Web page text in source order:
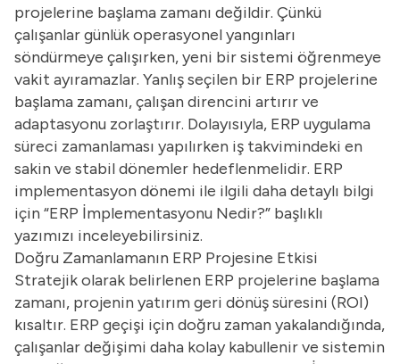
projelerine başlama zamanı değildir. Çünkü
çalışanlar günlük operasyonel yangınları
söndürmeye çalışırken, yeni bir sistemi öğrenmeye
vakit ayıramazlar. Yanlış seçilen bir ERP projelerine
başlama zamanı, çalışan direncini artırır ve
adaptasyonu zorlaştırır. Dolayısıyla, ERP uygulama
süreci zamanlaması yapılırken iş takvimindeki en
sakin ve stabil dönemler hedeflenmelidir. ERP
implementasyon dönemi ile ilgili daha detaylı bilgi
için “ERP İmplementasyonu Nedir?” başlıklı
yazımızı inceleyebilirsiniz.
Doğru Zamanlamanın ERP Projesine Etkisi
Stratejik olarak belirlenen ERP projelerine başlama
zamanı, projenin yatırım geri dönüş süresini (ROI)
kısaltır. ERP geçişi için doğru zaman yakalandığında,
çalışanlar değişimi daha kolay kabullenir ve sistemin